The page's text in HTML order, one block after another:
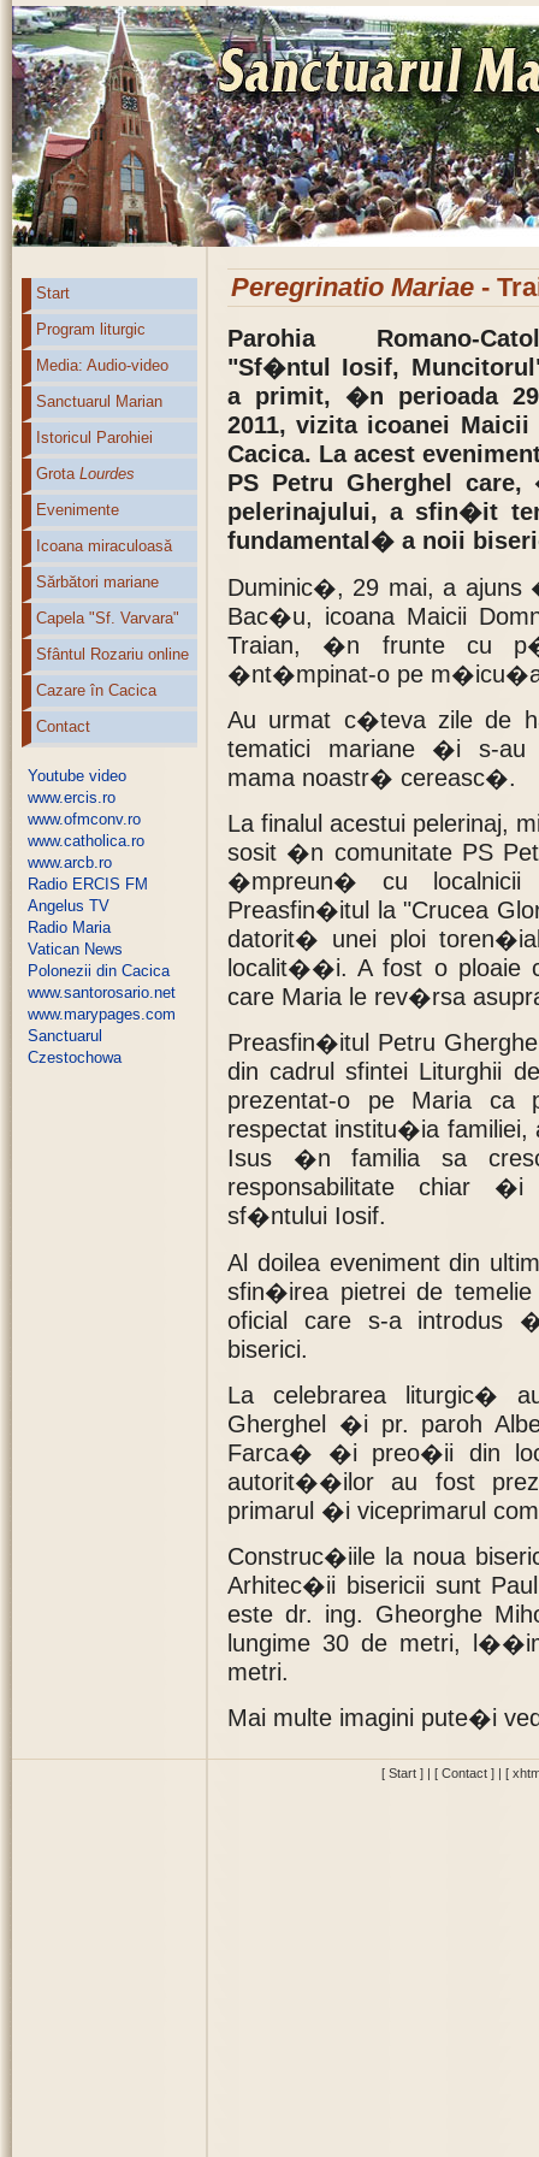
Start
Program liturgic
Media: Audio-video
Sanctuarul Marian
Istoricul Parohiei
Grota Lourdes
Evenimente
Icoana miraculoasă
Sărbători mariane
Capela "Sf. Varvara"
Sfântul Rozariu online
Cazare în Cacica
Contact
Youtube video
www.ercis.ro
www.ofmconv.ro
www.catholica.ro
www.arcb.ro
Radio ERCIS FM
Angelus TV
Radio Maria
Vatican News
Polonezii din Cacica
www.santorosario.net
www.marypages.com
Sanctuarul
Czestochowa
Peregrinatio Mariae -
Parohia Romano-
"Sf�ntul Iosif,
a primit, �n perioada
2011, vizita icoanei
Cacica. La acest
PS Petru Gherghel
pelerinajului, a sfin�it
fundamental� a noii
Duminic�, 29 mai, a
Bac�u, icoana Maicii
Traian, �n frunte cu
�nt�mpinat-o pe
Au urmat c�teva zile de
tematici mariane �i s-
mama noastr� cereasc�.
La finalul acestui pelerinaj,
sosit �n comunitate PS
�mpreun� cu
Preasfin�itul la "Crucea
datorit� unei ploi
localit��i. A fost o ploaie
care Maria le rev�rsa
Preasfin�itul Petru
din cadrul sfintei Liturghii
prezentat-o pe Maria
respectat institu�ia
Isus �n familia sa
responsabilitate chiar
sf�ntului Iosif.
Al doilea eveniment din
sfin�irea pietrei de
oficial care s-a introdus
biserici.
La celebrarea liturgic�
Gherghel �i pr. paroh
Farca� �i preo�ii din
autorit��ilor au fost
primarul �i viceprimarul
Construc�iile la noua
Arhitec�ii bisericii sunt
este dr. ing. Gheorghe
lungime 30 de metri,
metri.
Mai multe imagini pute�i
[ Start ] | [ Contact ] | [